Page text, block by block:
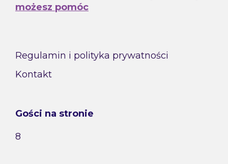
możesz pomóc
Regulamin i polityka prywatności
Kontakt
Gości na stronie
8